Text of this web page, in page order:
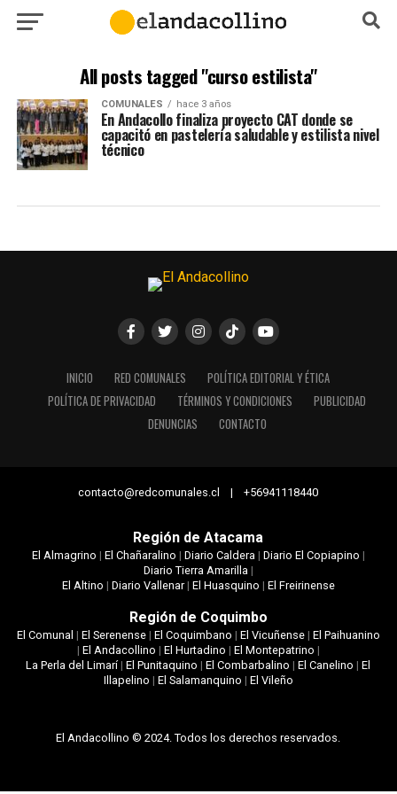
All posts tagged "curso estilista"
COMUNALES hace 3 años
En Andacollo finaliza proyecto CAT donde se
capacitó en pastelería saludable y estilista nivel
técnico
INICIO RED COMUNALES
POLÍTICA EDITORIAL Y ÉTICA
POLÍTICA DE PRIVACIDAD
TÉRMINOS Y CONDICIONES
PUBLICIDAD
DENUNCIAS
CONTACTO
contacto@redcomunales.cl | +56941118440
Región de Atacama
El Almagrino | El Chañaralino | Diario Caldera| Diario El Copiapino |
Diario Tierra Amarilla|
El Altino | Diario Vallenar| El Huasquino | El Freirinense
Región de Coquimbo
El Comunal | El Serenense| El Coquimbano | El Vicuñense| El Paihuanino
| El Andacollino | El Hurtadino | El Montepatrino |
La Perla del Limarí|El Punitaquino |El Combarbalino |El Canelino |El
Illapelino | El Salamanquino | El Vileño
El Andacollino © 2024. Todos los derechos reservados.